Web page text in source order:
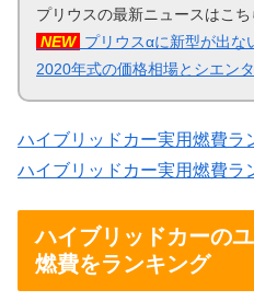
プリウスの最新ニュースはこち
NEW プリウスαに新型が出な
2020年式の価格相場とシエン
ハイブリッドカー実用燃費ラ
ハイブリッドカー実用燃費ラ
ハイブリッドカーの
燃費をランキング